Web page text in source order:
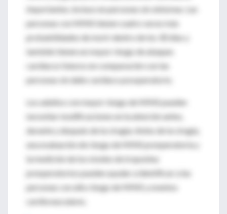
importantes, incluso en personas sin síntomas. Las
personas con MINS tienen cuatro veces más
probabilidades de morir dentro de los 30 días y
también tienen un mayor riesgo de ataques
cardíacos futuros en comparación con las
personas sin daño cardíaco posoperatorio.
Los adultos con mayor riesgo de MINS pueden
necesitar modificaciones en la atención antes,
durante y después de la cirugía. Antes de la cirugía,
una evaluación de riesgo de MINS preoperatoria y
la medición de los niveles de troponina
preoperatorios pueden ayudar a identificar a las
personas con alto riesgo de MINS y eventos
cardiovasculares.